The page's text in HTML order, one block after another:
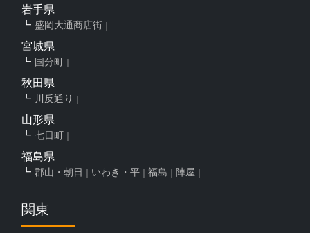
岩手県
盛岡大通商店街
宮城県
国分町
秋田県
川反通り
山形県
七日町
福島県
郡山・朝日 いわき・平 福島 陣屋
関東